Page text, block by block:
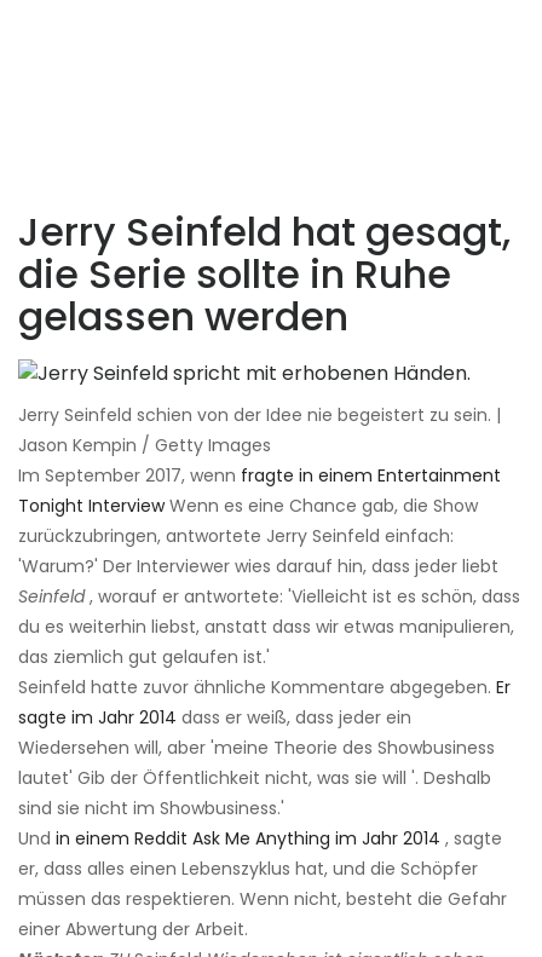
Jerry Seinfeld hat gesagt,
die Serie sollte in Ruhe
gelassen werden
Jerry Seinfeld schien von der Idee nie begeistert zu sein. |
Jason Kempin / Getty Images
Im September 2017, wenn fragte in einem Entertainment
Tonight InterviewWenn es eine Chance gab, die Show
zurückzubringen, antwortete Jerry Seinfeld einfach:
'Warum?' Der Interviewer wies darauf hin, dass jeder liebt
Seinfeld, worauf er antwortete: 'Vielleicht ist es schön, dass
du es weiterhin liebst, anstatt dass wir etwas manipulieren,
das ziemlich gut gelaufen ist.'
Seinfeld hatte zuvor ähnliche Kommentare abgegeben. Er
sagte im Jahr 2014 dass er weiß, dass jeder ein
Wiedersehen will, aber 'meine Theorie des Showbusiness
lautet' Gib der Öffentlichkeit nicht, was sie will '. Deshalb
sind sie nicht im Showbusiness.'
Und in einem Reddit Ask Me Anything im Jahr 2014 , sagte
er, dass alles einen Lebenszyklus hat, und die Schöpfer
müssen das respektieren. Wenn nicht, besteht die Gefahr
einer Abwertung der Arbeit.